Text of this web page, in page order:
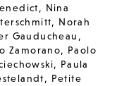
, Nina
,Norah
Gauducheau ,
Zamorano, Paolo
, Paula
, Petite